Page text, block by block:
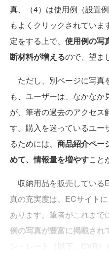
真、（4）は使用例（設置
もよくクリックされてい
定をする上で、 使用例の写
断材料が増えるので、望ま
ただし、別ページに写真
も、ユーザーは、なかなか
が、筆者の過去のアクセス
す。購入を迷っているユー
るためには、 商品紹介ペー
めて、情報量を増やすこと
収納用品を販売している
真の充実度は、ECサイト
あります。筆者がこれまで
例の写真が豊富に掲載され